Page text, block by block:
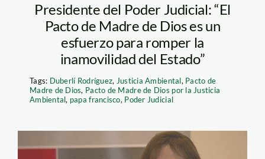
Presidente del Poder Judicial: “El
Pacto de Madre de Dios es un
esfuerzo para romper la
inamovilidad del Estado”
Tags: Duberlí Rodríguez, Justicia Ambiental, Pacto de
Madre de Dios, Pacto de Madre de Dios por la Justicia
Ambiental, papa francisco, Poder Judicial